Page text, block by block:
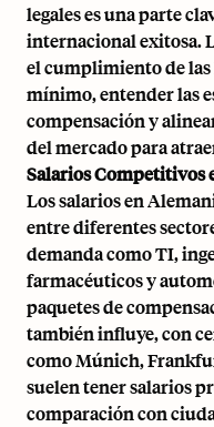
legales es una parte
internacional exitosa.
el cumplimiento de las
mínimo, entender las
compensación y
del mercado para
Salarios Competitivos
Los salarios en
entre diferentes
demanda como TI,
farmacéuticos y
paquetes de
también influye, con
como Múnich,
suelen tener salarios
comparación con